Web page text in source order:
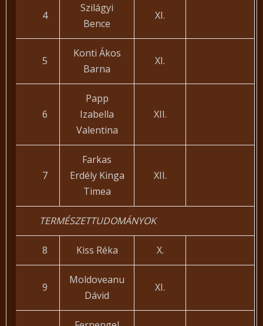
4
Szilágyi
Bence
XI.
5
Konti Ákos
Barna
XI.
6
Papp
Izabella
Valentina
XII.
7
Farkas
Erdély Kinga
Timea
XII.
TERMÉSZETTUDOMÁNYOK
8 Kiss Réka X.
9
Moldoveanu
Dávid
XI.